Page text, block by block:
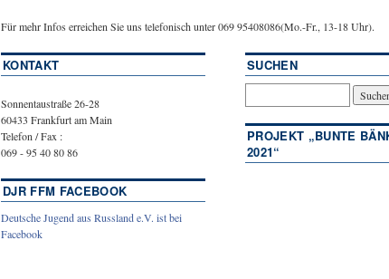
Für mehr Infos erreichen Sie uns telefonisch unter 069 95408086(Mo.-Fr., 13-18 Uhr).
KONTAKT
Sonnentaustraße 26-28
60433 Frankfurt am Main
Telefon / Fax :
069 - 95 40 80 86
DJR FFM FACEBOOK
Deutsche Jugend aus Russland e.V. ist bei
Facebook
SUCHEN
PROJEKT „BUNTE
2021“